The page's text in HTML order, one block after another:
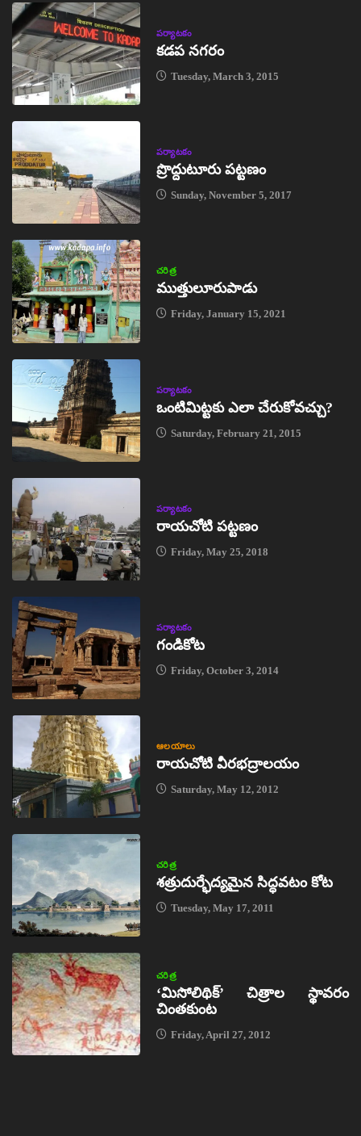
పర్యాటకం
కడప నగరం
Tuesday, March 3, 2015
పర్యాటకం
ప్రొద్దుటూరు పట్టణం
Sunday, November 5, 2017
చరిత్ర
ముత్తులూరుపాడు
Friday, January 15, 2021
పర్యాటకం
ఒంటిమిట్టకు ఎలా చేరుకోవచ్చు?
Saturday, February 21, 2015
పర్యాటకం
రాయచోటి పట్టణం
Friday, May 25, 2018
పర్యాటకం
గండికోట
Friday, October 3, 2014
ఆలయాలు
రాయచోటి వీరభద్రాలయం
Saturday, May 12, 2012
చరిత్ర
శత్రుదుర్భేద్యమైన సిద్ధవటం కోట
Tuesday, May 17, 2011
చరిత్ర
‘మిసోలిథిక్‌’ చిత్రాల స్థావరం
చింతకుంట
Friday, April 27, 2012